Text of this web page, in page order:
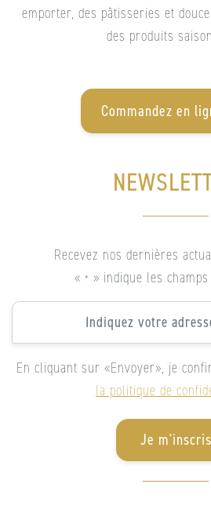
emporter, des pâtisseries et
des produits
Commandez en
Recevez nos dernières
« * » indique les
Email
**
En cliquant sur «Envoyer», je
la politique de
Je m'inscris